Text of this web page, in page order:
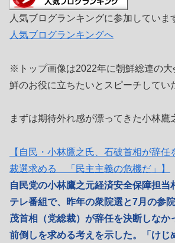
人気ブログランキングに参加していま
人気ブログランキングへ
※トップ画像は2022年に朝鮮総連の大
鮮のお役に立ちたいとスピーチしてい
まずは期待外れ感が漂ってきた小林鷹
【自民・小林鷹之氏、石破首相が辞
裁選求める 「民主主義の危機だ」】
自民党の小林鷹之元経済安全保障担当
テレ番組で、昨年の衆院選と7月の参
茂首相（党総裁）が辞任を決断しなか
前倒しを求める考えを示した。「けじ